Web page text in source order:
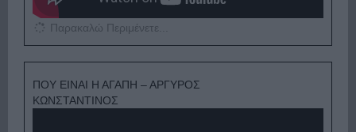
Παρακαλώ Περιμένετε...
ΠΟΥ ΕΙΝΑΙ Η ΑΓΑΠΗ – ΑΡΓΥΡΟΣ
ΚΩΝΣΤΑΝΤΙΝΟΣ